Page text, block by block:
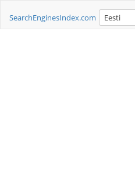
SearchEnginesIndex.com Eesti